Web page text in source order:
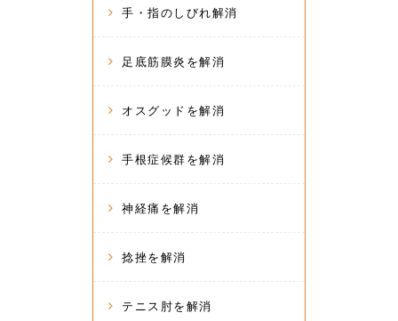
手・指のしびれ解消
足底筋膜炎を解消
オスグッドを解消
手根症候群を解消
神経痛を解消
捻挫を解消
テニス肘を解消